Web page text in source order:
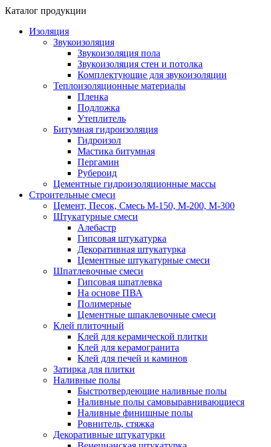
Каталог продукции
Изоляция
Звукоизоляция
Звукоизоляция пола
Звукоизоляция стен и потолка
Комплектующие для звукоизоляции
Теплоизоляционные материалы
Пленка
Подложка
Утеплитель
Битумная гидроизоляция
Гидроизол
Мастика битумная
Пергамин
Рубероид
Цементные гидроизоляционные массы
Строительные смеси
Цемент, Песок, Смесь М-150, М-200, М-300
Штукатурные смеси
Алебастр
Гипсовая штукатурка
Декоративная штукатурка
Цементные штукатурные смеси
Шпатлевочные смеси
Гипсовая шпатлевка
На основе ПВА
Полимерные
Цементные шпаклевочные смеси
Клей плиточный
Клей для керамической плитки
Клей для керамогранита
Клей для печей и каминов
Затирка для плитки
Наливные полы
Быстротвердеющие наливные полы
Наливные полы самовыравнивающиеся
Наливные финишные полы
Ровнитель, стяжка
Декоративные штукатурки